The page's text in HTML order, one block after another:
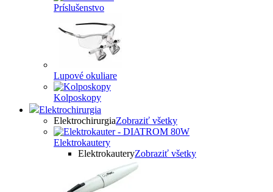
Príslušenstvo
Lupové okuliare
Kolposkopy
Elektrochirurgia
ElektrochirurgiaZobraziť všetky
Elektrokautery
ElektrokauteryZobraziť všetky